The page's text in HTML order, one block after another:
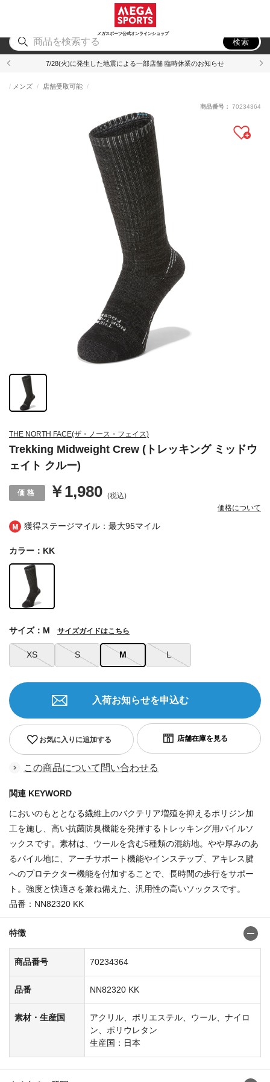
メガスポーツ公式オンラインショップ
アウトドア
検索
7/28(火)に発生した地震による一部店舗 臨時休業のお知らせ
獲得ステージマイル：最大95マイル
THE NORTH FACE(ザ・ノース・フェイス)
Trekking Midweight Crew (トレッキング ミッドウ
ェイト クルー)
メンズ 店舗受取可能
￥1,980 (税込)
価格について
商品番号： 70234364
カラー：KK
XS S M L
サイズ：M サイズガイドはこちら
お気に入りに追加する
入荷お知らせを申込む
この商品について問い合わせる
関連 KEYWORD
においのもととなる繊維上のバクテリア増殖を抑えるポリジン加
工を施し、高い抗菌防臭機能を発揮するトレッキング用パイルソ
ックスです。素材は、ウールを含む5種類の混紡地。やや厚みのあ
るパイル地に、アーチサポート機能やインステップ、アキレス腱
へのプロテクター機能を付加することで、長時間の歩行をサポー
ト。強度と快適さを兼ね備えた、汎用性の高いソックスです。
品番：NN82320 KK
特徴
商品番号 70234364
品番 NN82320 KK
素材・生産国
アクリル、ポリエステル、ウール、ナイロ
ン、ポリウレタン
生産国：日本